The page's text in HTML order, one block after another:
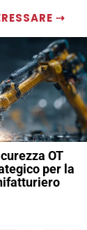
⇢
OT
per la